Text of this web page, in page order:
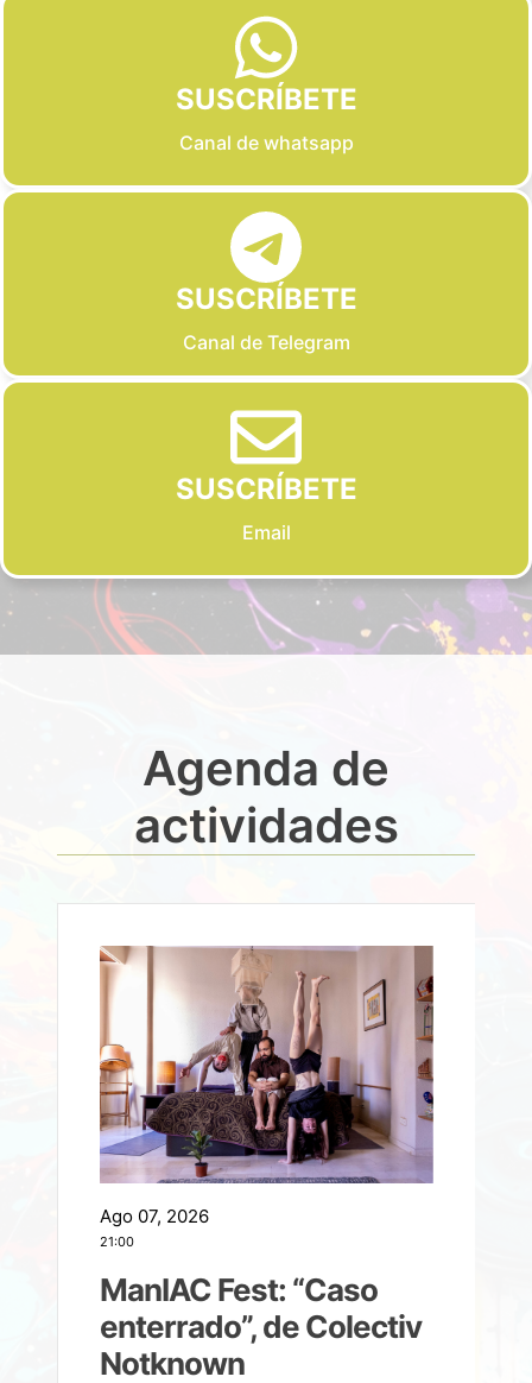
SUSCRÍBETE
Canal de whatsapp
SUSCRÍBETE
Canal de Telegram
SUSCRÍBETE
Email
Agenda de
actividades
Ago 07, 2026
21:00
ManIAC Fest: “Caso
enterrado”, de Colectiv
Notknown